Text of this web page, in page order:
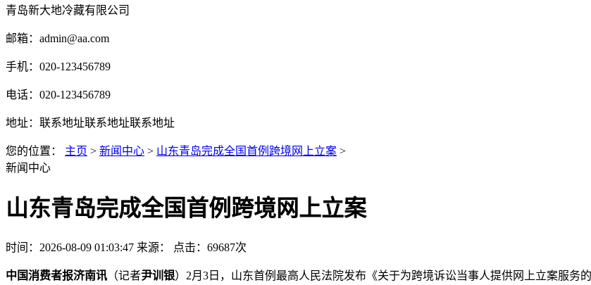
青岛新大地冷藏有限公司
邮箱：admin@aa.com
手机：020-123456789
电话：020-123456789
地址：联系地址联系地址联系地址
您的位置： 主页 > 新闻中心 > 山东青岛完成全国首例跨境网上立案 >
新闻中心
山东青岛完成全国首例跨境网上立案
时间：2026-08-09 01:03:47 来源： 点击：69687次
中国消费者报济南讯 （记者尹训银）2月3日，山东首例最高人民法院发布《关于为跨境诉讼当事人提供网上立案服务